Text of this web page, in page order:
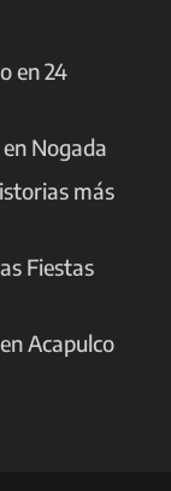
en 24
Nogada
más
Fiestas
Acapulco